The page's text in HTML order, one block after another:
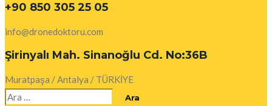
+90 850 305 25 05
info@dronedoktoru.com
Şirinyalı Mah. Sinanoğlu Cd. No:36B
Muratpaşa / Antalya / TÜRKİYE
Arama: